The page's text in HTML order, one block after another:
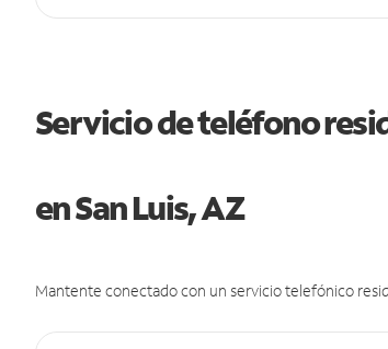
Servicio de teléfono
en San Luis, AZ
Mantente conectado con un servicio telefónico